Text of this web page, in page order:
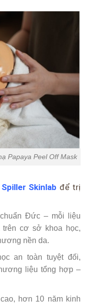
Papaya Peel Off Mask
Spiller Skinlab để trị
Đức – mỗi liệu
cơ sở khoa học,
nền da.
an toàn tuyệt đối,
liệu tổng hợp –
hơn 10 năm kinh